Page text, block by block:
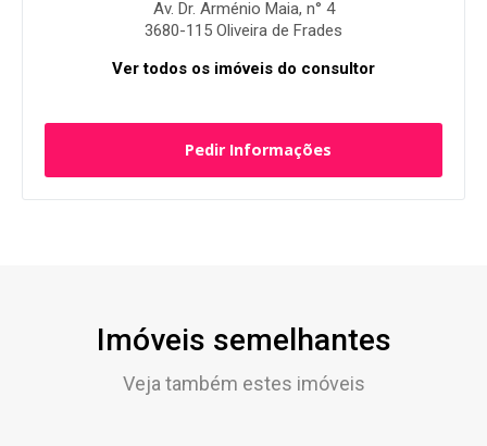
Av. Dr. Arménio Maia, n° 4
3680-115 Oliveira de Frades
Ver todos os imóveis do consultor
Pedir Informações
Imóveis semelhantes
Veja também estes imóveis